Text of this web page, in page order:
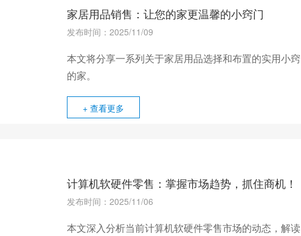
家居用品销售：让您的家更温馨的小窍门
发布时间：2025/11/09
本文将分享一系列关于家居用品选择和布置的实用小
的家。
+ 查看更多
计算机软硬件零售：掌握市场趋势，抓住商机！
发布时间：2025/11/06
本文深入分析当前计算机软硬件零售市场的动态，解